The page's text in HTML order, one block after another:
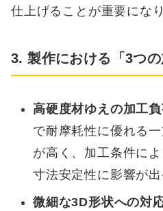
仕上げることが重要になり
3. 製作における「3つの
高硬度材ゆえの加工負
で耐摩耗性に優れる
が高く、加工条件に
寸法安定性に影響が出
微細な3D形状への対